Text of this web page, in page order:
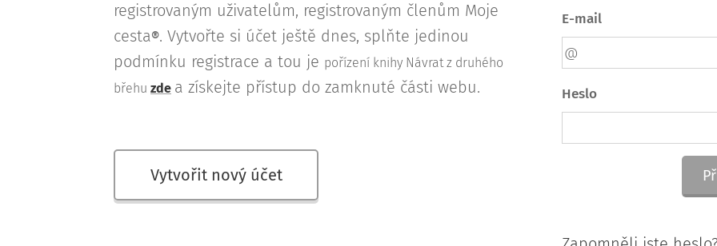
registrovaným uživatelům, registrovaným členům Moje
cesta®. Vytvořte si účet ještě dnes, splňte jedinou
podmínku registrace a tou je pořízení knihy Návrat z druhého
břehu zde a získejte přístup do zamknuté části webu.
Vytvořit nový účet
E-mail
Heslo